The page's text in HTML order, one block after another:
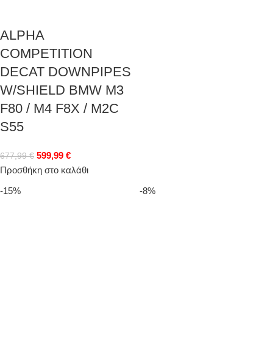
ALPHA
COMPETITION
DECAT DOWNPIPES
W/SHIELD BMW M3
F80 / M4 F8X / M2C
S55
677,99€ 599,99 €
Προσθήκη στο καλάθι
-15% -8%